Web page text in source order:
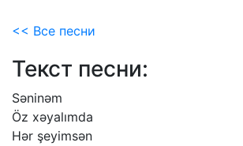
<< Все песни
Текст песни:
Səninəm
Öz xəyalımda
Hər şeyimsən